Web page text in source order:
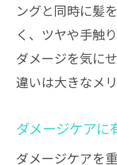
ングと同時に髪
く、ツヤや手触
ダメージを気に
違いは大きなメ
ダメージケアに
ダメージケアを